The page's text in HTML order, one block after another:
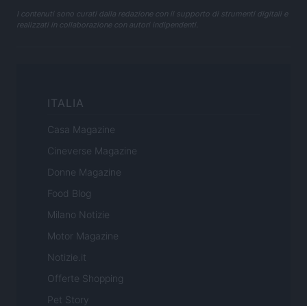
I contenuti sono curati dalla redazione con il supporto di strumenti digitali e
realizzati in collaborazione con autori indipendenti.
ITALIA
Casa Magazine
Cineverse Magazine
Donne Magazine
Food Blog
Milano Notizie
Motor Magazine
Notizie.it
Offerte Shopping
Pet Story